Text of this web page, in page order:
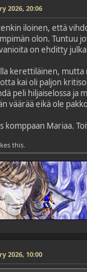
2026, 20:06
iloinen, että
olon. Tuntuu
on ehditty
kerettiläinen, mutta
kai oli paljon
peli hiljaiselossa ja
väärää eikä ole
komppaan Mariaa.
this.
2026, 10:00